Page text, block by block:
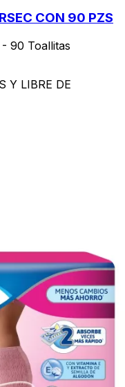
CON 90 PZS
90 Toallitas
Y LIBRE DE